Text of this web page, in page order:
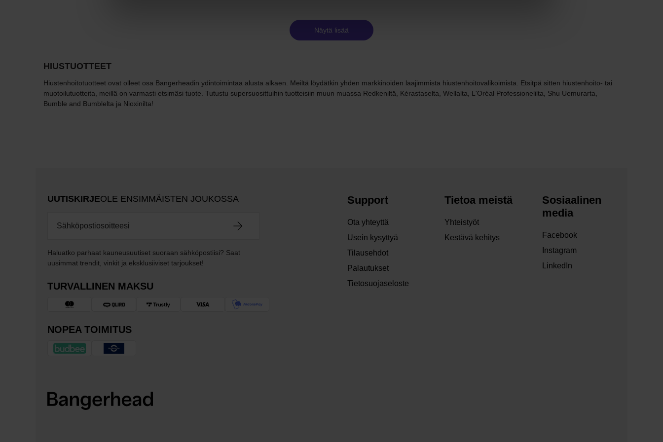
Näytä lisää
HIUSTUOTTEET
Hiustenhoitotuotteet ovat olleet osa Bangerheadin ydintoimintaa alusta alkaen. Meiltä löydätkin yhden markkinoiden laajimmista hiustenhoitovalikoimista. Etsitpä sitten hiustenhoito- tai
muotoilutuotteita, meillä on varmasti etsimäsi tuote. Tutustu supersuosittuihin tuotteisiin muun muassa Redkeniltä, Kérastaselta, Wellalta, L'Oréal Professionelilta, Shu Uemurarta,
Bumble and Bumblelta ja Nioxinilta!
UUTISKIRJEOLE ENSIMMÄISTEN JOUKOSSA
Haluatko parhaat kauneusuutiset suoraan sähköpostiisi? Saat
uusimmat trendit, vinkit ja eksklusiiviset tarjoukset!
TURVALLINEN MAKSU
NOPEA TOIMITUS
Support
Ota yhteyttä
Usein kysyttyä
Tilausehdot
Palautukset
Tietosuojaseloste
Tietoa meistä
Yhteistyöt
Kestävä kehitys
Sosiaalinen
media
Facebook
Instagram
LinkedIn